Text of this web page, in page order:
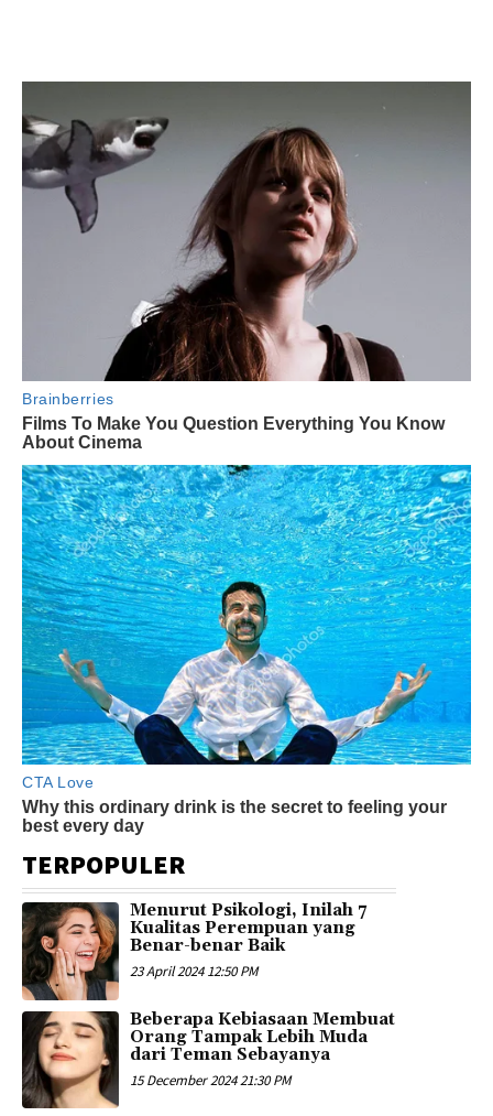
TERPOPULER
Menurut Psikologi, Inilah 7
Kualitas Perempuan yang
Benar-benar Baik
23 April 2024 12:50 PM
Beberapa Kebiasaan Membuat
Orang Tampak Lebih Muda
dari Teman Sebayanya
15 December 2024 21:30 PM